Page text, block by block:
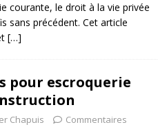
courante, le droit à la vie privée
sans précédent. Cet article
[…]
pour escroquerie
Chapuis
Commentaires